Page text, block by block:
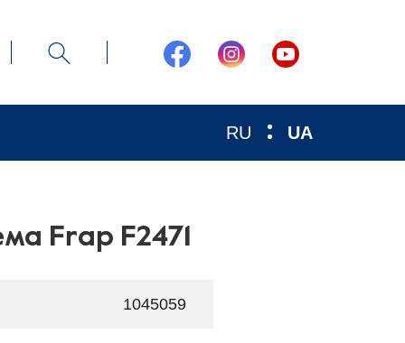
RU UA
Frap F2471
1045059